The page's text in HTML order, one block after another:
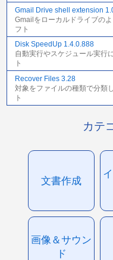
Gmail Drive shell extension
Gmailをローカルドライブの
フト
Disk SpeedUp 1.4.0.888
自動実行やスケジュール実行
ト
Recover Files 3.28
対象をファイルの種類で分類
ト
カテ
文書作成
画像＆サウン
ド